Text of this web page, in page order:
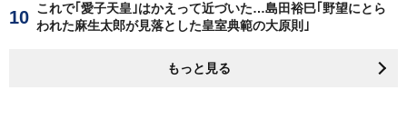
これで｢愛子天皇｣はかえって近づいた…島田裕巳｢野望にとら
われた麻生太郎が見落とした皇室典範の大原則｣
もっと見る